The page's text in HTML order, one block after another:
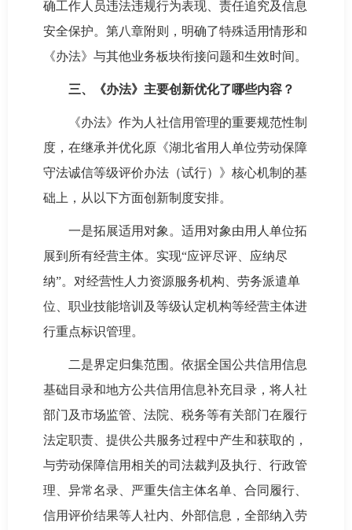
确工作人员违法违规行为表现、责任追究及信息
安全保护。第八章附则，明确了特殊适用情形和
《办法》与其他业务板块衔接问题和生效时间。
三、《办法》主要创新优化了哪些内容？
《办法》作为人社信用管理的重要规范性制
度，在继承并优化原《湖北省用人单位劳动保障
守法诚信等级评价办法（试行）》核心机制的基
础上，从以下方面创新制度安排。
一是拓展适用对象。适用对象由用人单位拓
展到所有经营主体。实现“应评尽评、应纳尽
纳”。对经营性人力资源服务机构、劳务派遣单
位、职业技能培训及等级认定机构等经营主体进
行重点标识管理。
二是界定归集范围。依据全国公共信用信息
基础目录和地方公共信用信息补充目录，将人社
部门及市场监管、法院、税务等有关部门在履行
法定职责、提供公共服务过程中产生和获取的，
与劳动保障信用相关的司法裁判及执行、行政管
理、异常名录、严重失信主体名单、合同履行、
信用评价结果等人社内、外部信息，全部纳入劳